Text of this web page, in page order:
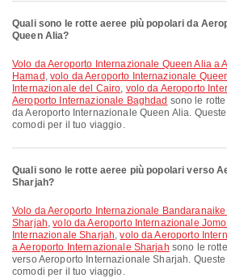
Quali sono le rotte aeree più popolari da
Queen Alia?
volo da Aeroporto Internazionale Queen Alia a Aeroporto Internazionale
Hamad , volo da Aeroporto Internazionale
Internazionale del Cairo, volo da Aeroporto
Aeroporto Internazionale Baghdad sono le
da Aeroporto Internazionale Queen Alia.
comodi per il tuo viaggio.
Quali sono le rotte aeree più popolari verso
Sharjah?
volo da Aeroporto Internazionale Bandaranaike a Aeroporto Internazionale
Sharjah,volo da Aeroporto Internazionale
Internazionale Sharjah,volo da Aeroporto
a Aeroporto Internazionale Sharjah sono le
verso Aeroporto Internazionale Sharjah.
comodi per il tuo viaggio.